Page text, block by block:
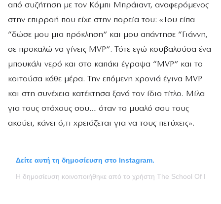
από συζήτηση με τον Κόμπι Μπράιαντ, αναφερόμενος
στην επιρροή που είχε στην πορεία του: «Του είπα
“δώσε μου μια πρόκληση” και μου απάντησε “Γιάννη,
σε προκαλώ να γίνεις MVP”. Τότε εγώ κουβαλούσα ένα
μπουκάλι νερό και στο καπάκι έγραψα “MVP” και το
κοιτούσα κάθε μέρα. Την επόμενη χρονιά έγινα MVP
και στη συνέχεια κατέκτησα ξανά τον ίδιο τίτλο. Μίλα
για τους στόχους σου… όταν το μυαλό σου τους
ακούει, κάνει ό,τι χρειάζεται για να τους πετύχεις».
Δείτε αυτή τη δημοσίευση στο Instagram.
Η δημοσίευση κοινοποιήθηκε από το χρήστη The School Of